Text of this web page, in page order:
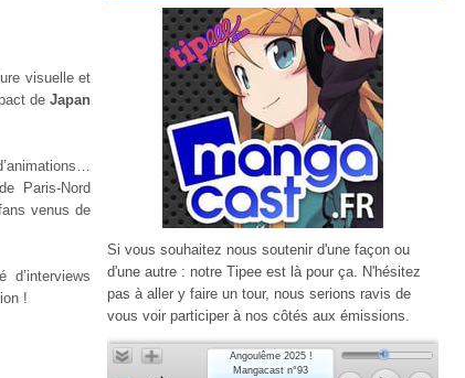
visuelle et
de Japan
Paris-Nord
venus de
d’interviews
!
Si vous souhaitez nous soutenir d'une façon ou
d'une autre : notre Tipee est là pour ça. N'hésitez
pas à aller y faire un tour, nous serions ravis de
vous voir participer à nos côtés aux émissions.
Angoulême 2025 !
Mangacast n°93